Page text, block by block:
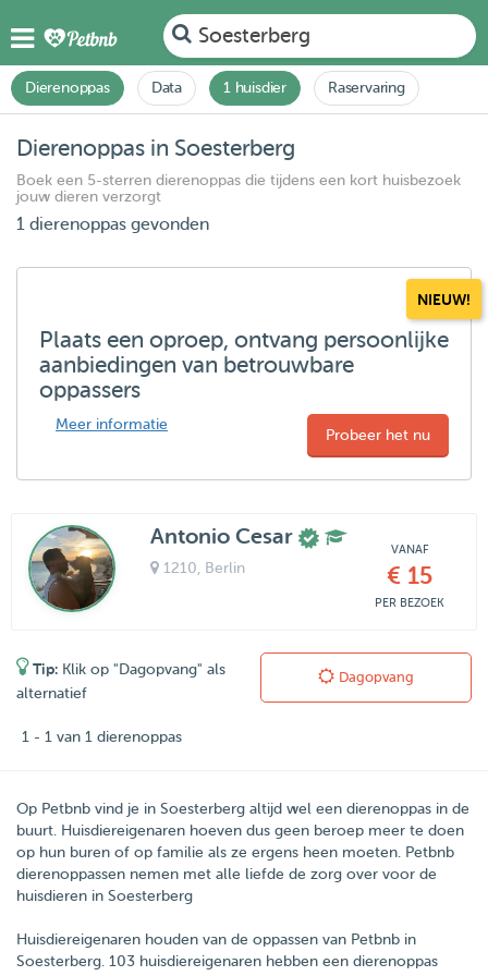
Soesterberg
Dierenoppas Data 1 huisdier Raservaring
Dierenoppas in Soesterberg
Boek een 5-sterren dierenoppas die tijdens een kort huisbezoek
jouw dieren verzorgt
1 dierenoppas gevonden
NIEUW!
Plaats een oproep, ontvang persoonlijke
aanbiedingen van betrouwbare
oppassers
Meer informatie
Probeer het nu
Antonio Cesar
1210 , Berlin
VANAF
€ 15
PER BEZOEK
Tip: Klik op "Dagopvang" als
alternatief
Dagopvang
1 - 1 van 1 dierenoppas
Op Petbnb vind je in Soesterberg altijd wel een dierenoppas in de
buurt. Huisdiereigenaren hoeven dus geen beroep meer te doen
op hun buren of op familie als ze ergens heen moeten. Petbnb
dierenoppassen nemen met alle liefde de zorg over voor de
huisdieren in Soesterberg
Huisdiereigenaren houden van de oppassen van Petbnb in
Soesterberg. 103 huisdiereigenaren hebben een dierenoppas